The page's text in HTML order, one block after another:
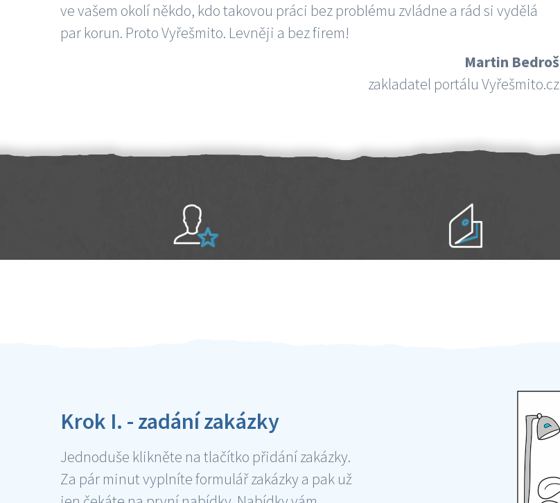
ve vašem okolí někdo, kdo takovou práci bez problému zvládne a rád si vydělá
par korun. Proto Vyřešmito. Levněji a bez firem!
Martin Bedroš
zakladatel portálu Vyřešmito.cz
Krok I. - zadání zakázky
Jednoduše klikněte na tlačítko přidání zakázky.
Za pár minut vyplníte formulář zakázky a pak už